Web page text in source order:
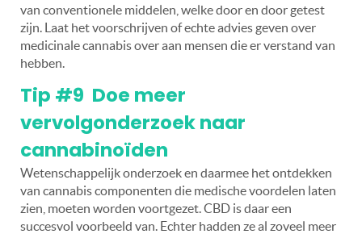
van conventionele middelen, welke door en door getest
zijn. Laat het voorschrijven of echte advies geven over
medicinale cannabis over aan mensen die er verstand van
hebben.
Tip #9 Doe meer
vervolgonderzoek naar
cannabinoïden
Wetenschappelijk onderzoek en daarmee het ontdekken
van cannabis componenten die medische voordelen laten
zien, moeten worden voortgezet. CBD is daar een
succesvol voorbeeld van. Echter hadden ze al zoveel meer